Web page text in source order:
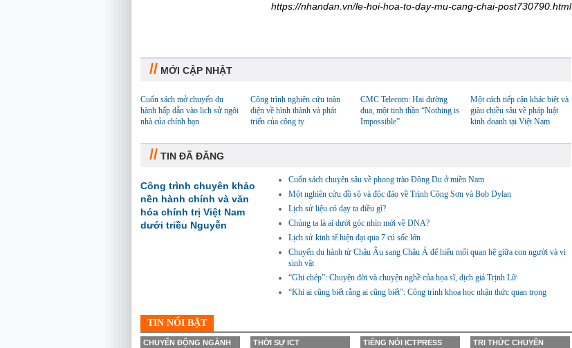
https://nhandan.vn/le-hoi-hoa-to-day-mu-cang-chai-post730790.html
// MỚI CẬP NHẬT
Cuốn sách mở chuyến du
hành hấp dẫn vào lịch sử ngôi
nhà của chính bạn
Công trình nghiên cứu toàn
diện về hình thành và phát
triển của công ty
CMC Telecom: Hai đường
đua, một tinh thần “Nothing is
Impossible”
Một cách tiếp cận khác biệt và
giàu chiều sâu về pháp luật
kinh doanh tại Việt Nam
// TIN ĐÃ ĐĂNG
Công trình chuyên khảo
nền hành chính và văn
hóa chính trị Việt Nam
dưới triều Nguyễn
Cuốn sách chuyên sâu về phong trào Đông Du ở miền Nam
Một nghiên cứu đồ sộ và độc đáo về Trịnh Công Sơn và Bob Dylan
Lịch sử liệu có dạy ta điều gì?
Chúng ta là ai dưới góc nhìn mới về DNA?
Lịch sử kinh tế hiện đại qua 7 cú sốc lớn
Chuyến du hành từ Châu Âu sang Châu Á để hiểu mối quan hệ giữa con người và vi
sinh vật
“Ghi chép”: Chuyện đời và chuyện nghề của họa sĩ, dịch giả Trịnh Lữ
“Khi ai cũng biết rằng ai cũng biết”: Công trình khoa học nhận thức quan trọng
TIN NỔI BẬT
CHUYỂN ĐỘNG NGÀNH THỜI SỰ ICT TIẾNG NÓI ICTPRESS
TRI THỨC CHUYÊN